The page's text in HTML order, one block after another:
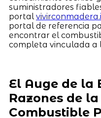
suministradores
portal
portal de referencia
encontrar el
completa vinculada a
El Auge de la
Razones de
Combustible